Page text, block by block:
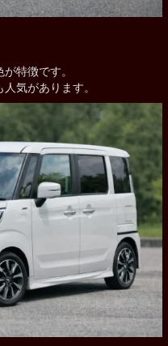
特徴です。
気があります。